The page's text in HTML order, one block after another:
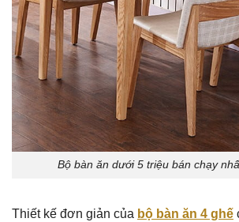
Bộ bàn ăn dưới 5 triệu bán chạy
Thiết kế đơn giản của bộ bàn ăn 4 ghế